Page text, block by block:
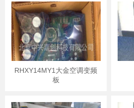
RHXY14MY1大金空调变频
板